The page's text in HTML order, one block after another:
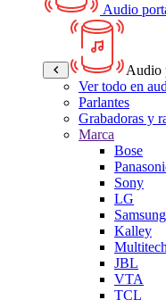
Audio
Audio
Ver todo en
Parlantes
Grabadoras y
Marca
Bose
Sony
LG
Samsung
Kalley
Multitech
JBL
VTA
TCL